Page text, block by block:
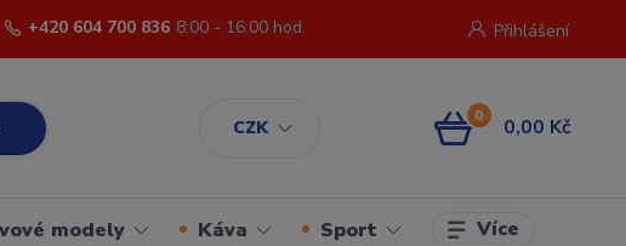
CZK
Přihlášení
+420 604 700 836 8:00 - 16:00 hod.
0 0,00 Kč
modely Káva Sport Více